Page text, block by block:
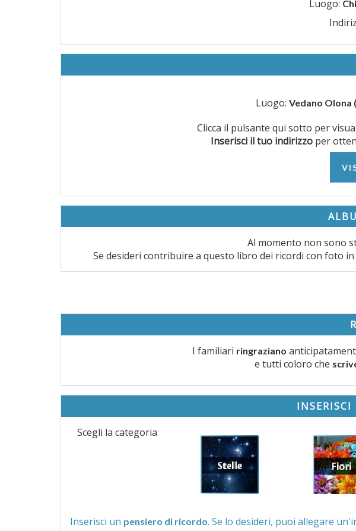
Luogo:
Luogo: Vedano Olona
Clicca il pulsante qui sotto per
Inserisci il tuo indirizzoper
Al momento non sono
Se desideri contribuire a questo libro dei ricordi con foto
I familiari ringraziano
e tutti coloro che
INSERISCI
Scegli la categoria
Inserisci un pensiero di ricordo